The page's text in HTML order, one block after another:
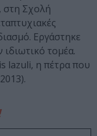
στη Σχολή
Εργάστηκε
τομέα.
lazuli, η πέτρα που